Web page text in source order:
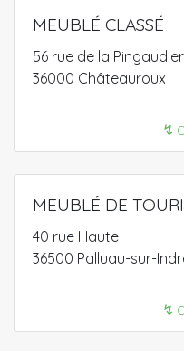
MEUBLÉ CLASSÉ
56 rue de la
36000 Châteauroux
↯
MEUBLÉ DE
40 rue Haute
36500 Palluau-sur-
↯